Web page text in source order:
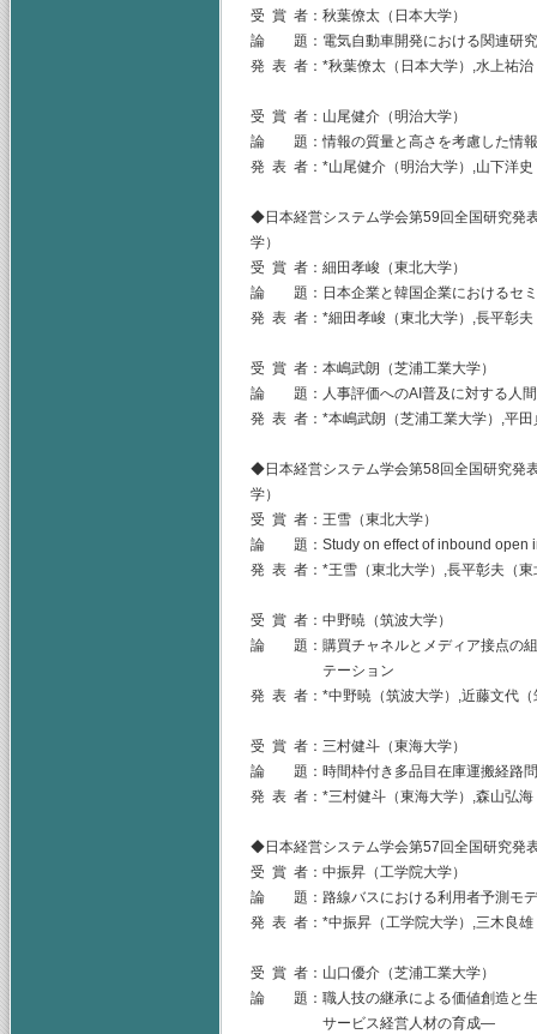
受 賞 者：秋葉僚太（日本大学）
論 題：電気自動車開発における関連研究
発 表 者：*秋葉僚太（日本大学）,水上祐
受 賞 者：山尾健介（明治大学）
論 題：情報の質量と高さを考慮した情報
発 表 者：*山尾健介（明治大学）,山下洋史
◆日本経営システム学会第59回全国研究発
学）
受 賞 者：細田孝峻（東北大学）
論 題：日本企業と韓国企業におけるセミ
発 表 者：*細田孝峻（東北大学）,長平彰
受 賞 者：本嶋武朗（芝浦工業大学）
論 題：人事評価へのAI普及に対する人間
発 表 者：*本嶋武朗（芝浦工業大学）,平
◆日本経営システム学会第58回全国研究発
学）
受 賞 者：王雪（東北大学）
論 題：Study on effect of inbound open
発 表 者：*王雪（東北大学）,長平彰夫（東
受 賞 者：中野暁（筑波大学）
論 題：購買チャネルとメディア接点の組
テーション
発 表 者：*中野暁（筑波大学）,近藤文代（
受 賞 者：三村健斗（東海大学）
論 題：時間枠付き多品目在庫運搬経路問
発 表 者：*三村健斗（東海大学）,森山弘
◆日本経営システム学会第57回全国研究発
受 賞 者：中振昇（工学院大学）
論 題：路線バスにおける利用者予測モデ
発 表 者：*中振昇（工学院大学）,三木良雄
受 賞 者：山口優介（芝浦工業大学）
論 題：職人技の継承による価値創造と生
サービス経営人材の育成―